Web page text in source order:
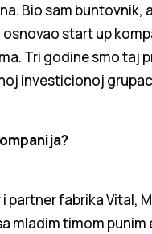
Bio sam buntovnik,
start up
Tri godine smo taj
investicionoj
partner fabrika Vital,
mladim timom